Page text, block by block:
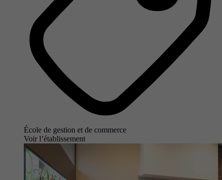
École de gestion et de commerce
Voir l’établissement